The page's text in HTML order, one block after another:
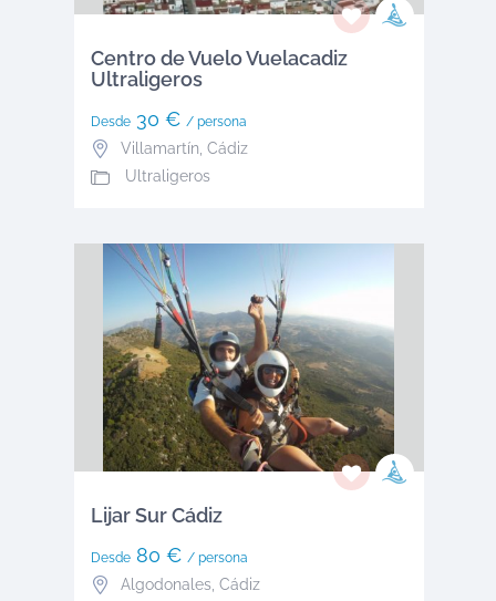
Centro de Vuelo Vuelacadiz
Ultraligeros
Desde30 € / persona
Villamartín Cádiz
Ultraligeros
Lijar Sur Cádiz
Desde80 € / persona
Algodonales, Cádiz